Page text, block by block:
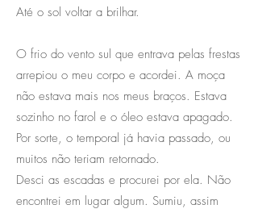
Até o sol voltar a brilhar.
O frio do vento sul que entrava pelas frestas
arrepiou o meu corpo e acordei. A moça
não estava mais nos meus braços. Estava
sozinho no farol e o óleo estava apagado.
Por sorte, o temporal já havia passado, ou
muitos não teriam retornado.
Desci as escadas e procurei por ela. Não
encontrei em lugar algum. Sumiu, assim